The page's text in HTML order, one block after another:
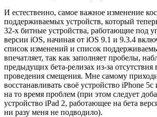
И естественно, самое важное изменение
поддерживаемых устройств, который
32-х битные устройства, работающие под
версии iOS, начиная от iOS 9.1 и 9.3.4
список изменений и список
впечатляет, так как заполняет пробелы,
предыдущих бета-релизах из-за
проведения смещения. Мне самому
восстанавливать своё устройство iPhone
на то время проблем (при этом следует
устройство iPad 2, работающее на бета
ни разу меня не подводило).